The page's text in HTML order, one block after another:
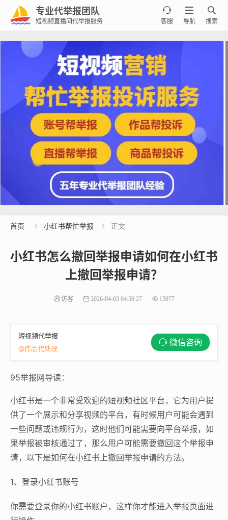
专业代举报团队
短视频直播间代举报服务

搜索

导航

客服
首页  小红书帮忙举报  正文
小红书怎么撤回举报申请如何在小红书
上撤回举报申请？
访客 2026-04-03 04:50:27 15977
短视频代举报
@作品代处理
微信咨询
95举报网导读：
小红书是一个非常受欢迎的短视频社区平台，它为用户提
供了一个展示和分享视频的平台，有时候用户可能会遇到
一些问题或违规行为，这时他们可能需要向平台举报，如
果举报被审核通过了，那么用户可能需要撤回这个举报申
请，以下是如何在小红书上撤回举报申请的方法。
1、登录小红书账号
你需要登录你的小红书账户，这样你才能进入举报页面进